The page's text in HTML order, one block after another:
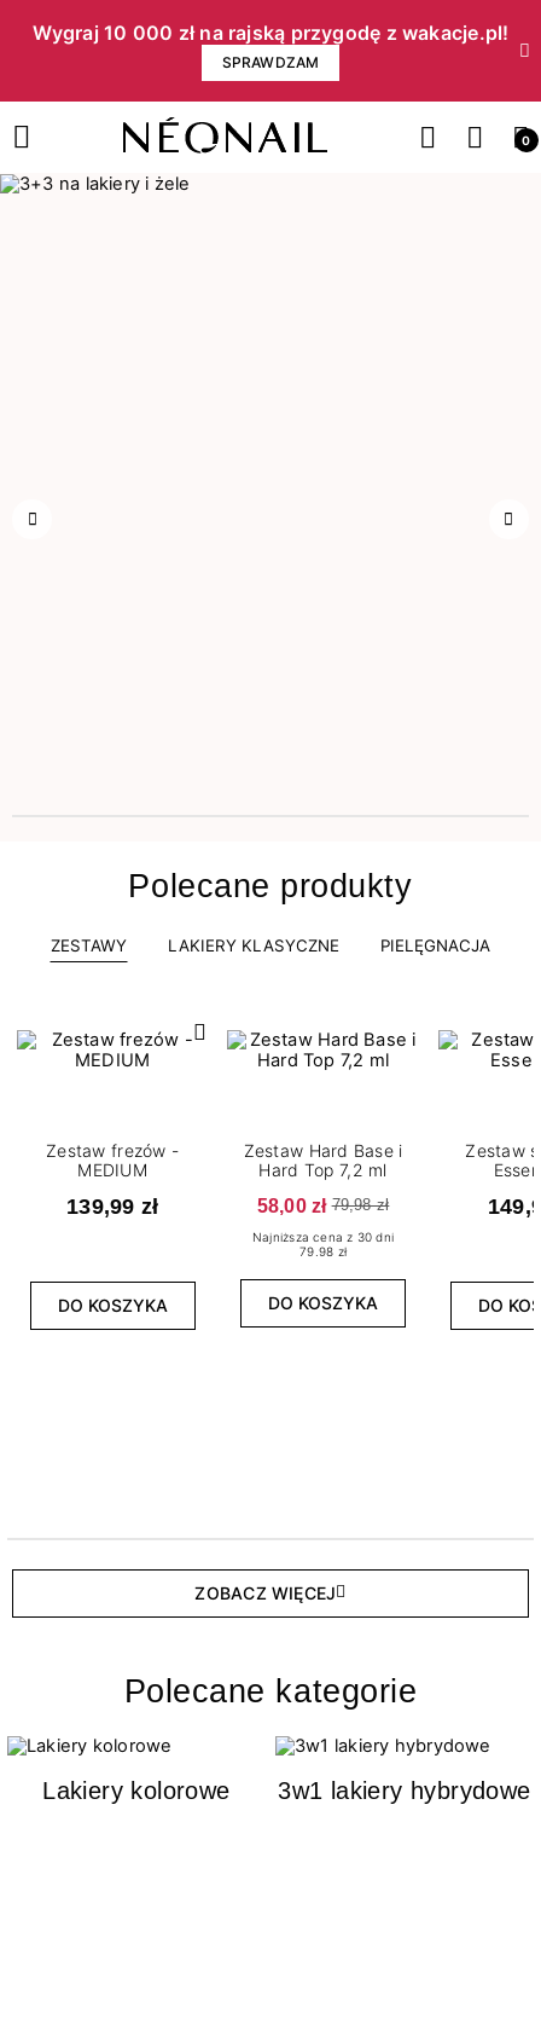
Wygraj 10 000 zł na rajską przygodę z wakacje.pl!​
SPRAWDZAM
0
Polecane produkty
ZESTAWY LAKIERY KLASYCZNE PIELĘGNACJA
Zestaw frezów -
MEDIUM
139,99 zł
DO KOSZYKA
Zestaw Hard Base i
Hard Top 7,2 ml
58,00 zł 79,98 zł
Najniższa cena z 30 dni
79.98 zł
DO KOSZYKA
Zestaw
DO
ZOBACZ WIĘCEJ
Polecane kategorie
Lakiery kolorowe 3w1 lakiery hybrydowe